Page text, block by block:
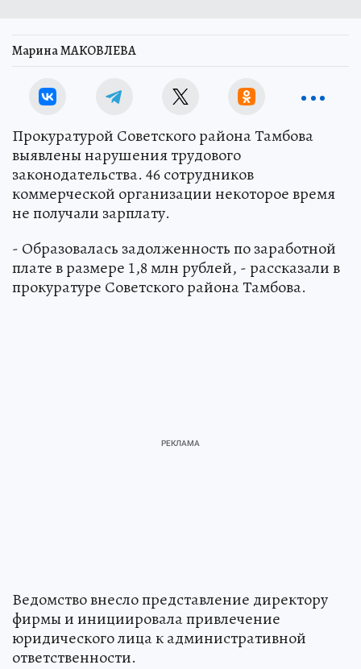
Марина МАКОВЛЕВА
Прокуратурой Советского района Тамбова
выявлены нарушения трудового
законодательства. 46 сотрудников
коммерческой организации некоторое время
не получали зарплату.
- Образовалась задолженность по заработной
плате в размере 1,8 млн рублей, - рассказали в
прокуратуре Советского района Тамбова.
Ведомство внесло представление директору
фирмы и инициировала привлечение
юридического лица к административной
ответственности.